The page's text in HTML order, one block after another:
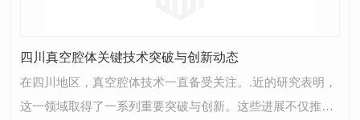
四川真空腔体关键技术突破与创新动态
在四川地区，真空腔体技术一直备受关注。.近的研究表明，
这一领域取得了一系列重要突破与创新。这些进展不仅推动